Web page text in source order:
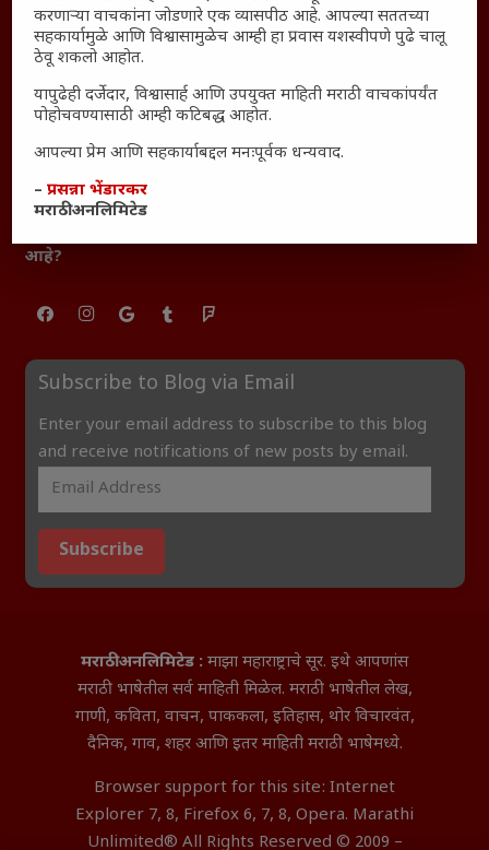
यश आणि आत्मविश्वास: स्वप्नांना वास्तवात बदलण्याची शक्ती
महाराष्ट्रातील बदलत्या हवामानाचा शेतीवर वाढता परिणाम:
शेतकऱ्यांसमोरील नवीन आव्हाने आणि संधी
महाराष्ट्र आणि संपूर्ण भारतातील शेतकऱ्यांना मान्सूनचे महत्त्व
‘कॉकरोच जनता पार्टी’ची वेबसाईट अचानक डाउन; सोशल
सार्वजनिक नोंद: पेमेंट डिफॉल्ट प्रकरण – Kris Ankem [FFME]
आहे?
Subscribe to Blog via Email
Enter your email address to subscribe to this blog
and receive notifications of new posts by email.
Subscribe
मराठी अनलिमिटेड : माझा महाराष्ट्राचे सूर. इथे आपणांस
मराठी भाषेतील सर्व माहिती मिळेल. मराठी भाषेतील लेख,
गाणी, कविता, वाचन, पाककला, इतिहास, थोर विचारवंत,
दैनिक, गाव, शहर आणि इतर माहिती मराठी भाषेमध्ये.
Browser support for this site: Internet
Explorer 7, 8, Firefox 6, 7, 8, Opera. Marathi
Unlimited® All Rights Reserved © 2009 –
करणाऱ्या वाचकांना जोडणारे एक व्यासपीठ आहे. आपल्या सततच्या
सहकार्यामुळे आणि विश्वासामुळेच आम्ही हा प्रवास यशस्वीपणे पुढे चालू
ठेवू शकलो आहोत.
यापुढेही दर्जेदार, विश्वासार्ह आणि उपयुक्त माहिती मराठी वाचकांपर्यंत
पोहोचवण्यासाठी आम्ही कटिबद्ध आहोत.
आपल्या प्रेम आणि सहकार्याबद्दल मनःपूर्वक धन्यवाद.
–प्रसन्ना भेंडारकर
मराठी अनलिमिटेड